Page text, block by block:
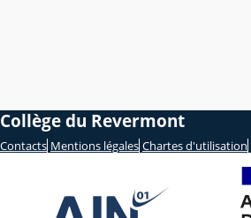
Collège du Revermont
Contacts Mentions légales Chartes d'utilisation